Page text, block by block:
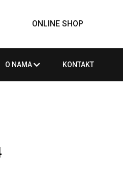
ONLINE SHOP
O NAMA KONTAKT